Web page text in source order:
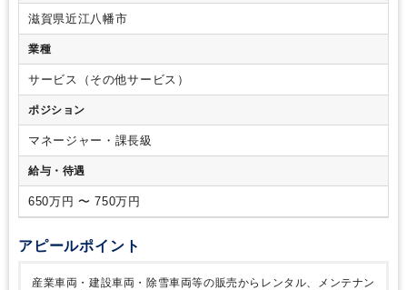
滋賀県近江八幡市
業種
サービス（その他サービス）
ポジション
マネージャー・課長級
給与・待遇
650万円 〜 750万円
アピールポイント
産業車両・建設車両・除雪車両等の販売からレンタル、メンテナン